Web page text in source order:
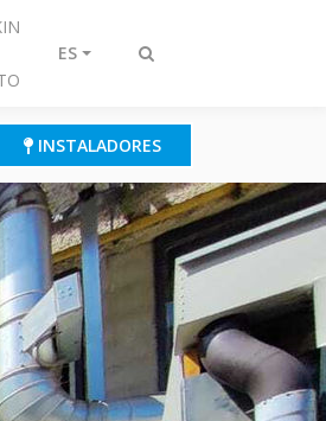
Alternar
ES
INSTALADORES